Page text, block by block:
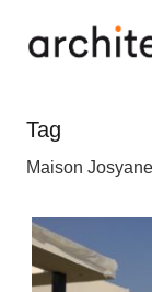
Tag
Maison